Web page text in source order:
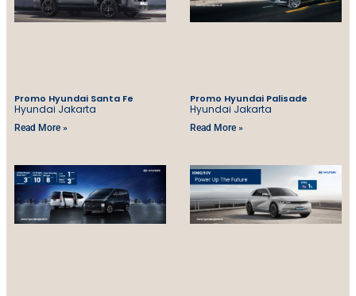
Promo Hyundai Santa Fe
Hyundai Jakarta
Read More »
Promo Hyundai Palisade
Hyundai Jakarta
Read More »